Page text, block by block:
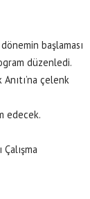
başlaması
düzenledi.
çelenk
edecek.